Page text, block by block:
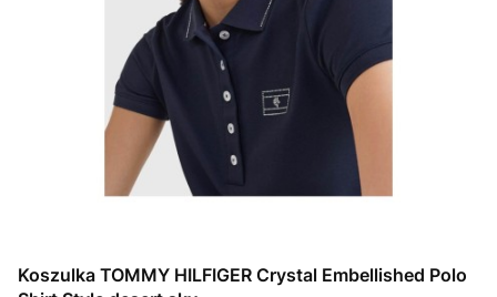
Koszulka TOMMY HILFIGER Crystal Embellished Polo